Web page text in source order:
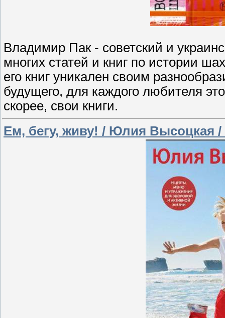
Владимир Пак - советский и
многих статей и книг по истории
его книг уникален своим
будущего, для каждого любителя
скорее, свои книги.
Ем, бегу, живу! / Юлия Высоцкая /